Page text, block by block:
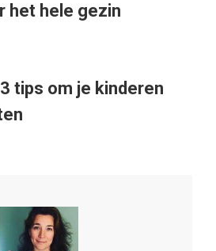
het hele gezin
tips om je kinderen